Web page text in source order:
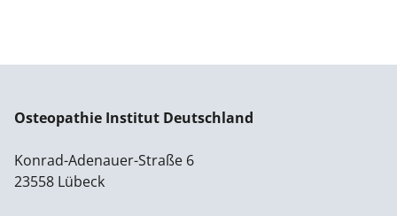
Osteopathie Institut Deutschland
Konrad-Adenauer-Straße 6
23558 Lübeck